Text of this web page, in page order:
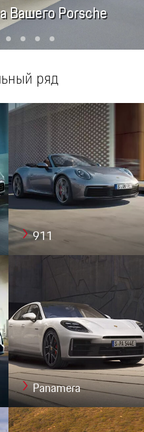
Вашего Porsche
ряд
911
Panamera